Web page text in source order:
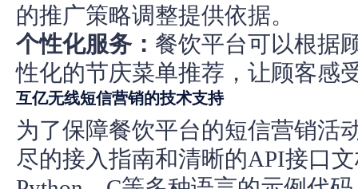
的推广策略调整提供依据。
个性化服务： 餐饮平台可以根据
性化的节庆菜单推荐，让顾客感
互亿无线短信营销的技术支持
为了保障餐饮平台的短信营销活
尽的接入指南和清晰的API接口